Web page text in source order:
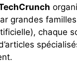
grandes
chaque